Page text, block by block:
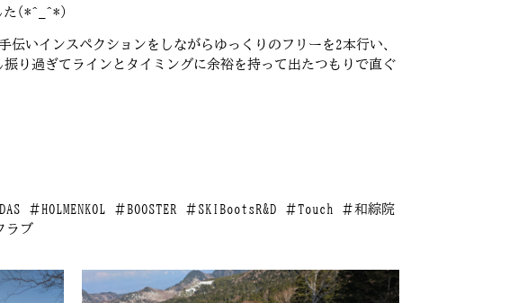
た(*^_^*)
いインスペクションをしながらゆっくりのフリーを2本行い、
り過ぎてラインとタイミングに余裕を持って出たつもりで直ぐ
＃BOOSTER ＃SKIBootsR&D ＃Touch ＃和綜院
ラブ